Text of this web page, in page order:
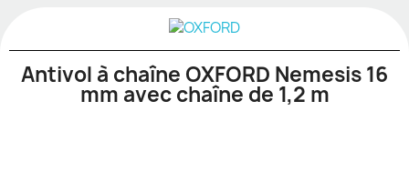
Antivol à chaîne OXFORD Nemesis 16
mm avec chaîne de 1,2 m